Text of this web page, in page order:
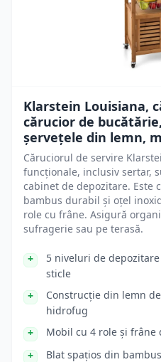
Klarstein Louisiana,
cărucior de
șervețele din lemn,
Căruciorul de servire
funcționale, inclusiv sertar,
cabinet de depozitare. Este
bambus durabil și oțel
role cu frâne. Asigură
sufragerie sau pe terasă.
5 niveluri de
sticle
Construcție din lemn
hidrofug
Mobil cu 4 role și frâne
Blat spațios din